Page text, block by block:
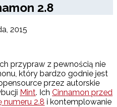
2.8
2015
przypraw z pewnością nie
który bardzo godnie jest
przez autorskie
Mint. Ich Cinnamon przed
numeru 2.8 i kontemplowanie